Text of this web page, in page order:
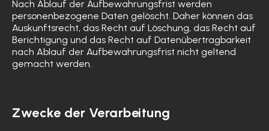
Nach Ablauf der Aufbewahrungsfrist werden
personenbezogene Daten gelöscht. Daher können das
Auskunftsrecht, das Recht auf Löschung, das Recht auf
Berichtigung und das Recht auf Datenübertragbarkeit
nach Ablauf der Aufbewahrungsfrist nicht geltend
gemacht werden.
Zwecke der Verarbeitung